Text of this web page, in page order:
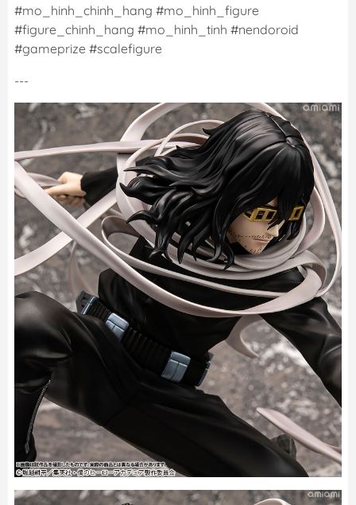
#mo_hinh_chinh_hang #mo_hinh_figure
#figure_chinh_hang #mo_hinh_tinh #nendoroid
#gameprize #scalefigure
---